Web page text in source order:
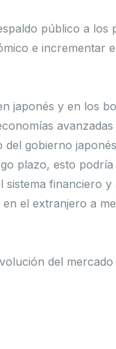
público a los
e incrementar
japonés y en los
gobierno
plazo, esto
financiero
el extranjero a
del